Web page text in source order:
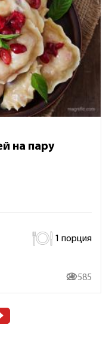
на пару
1 порция
22 585